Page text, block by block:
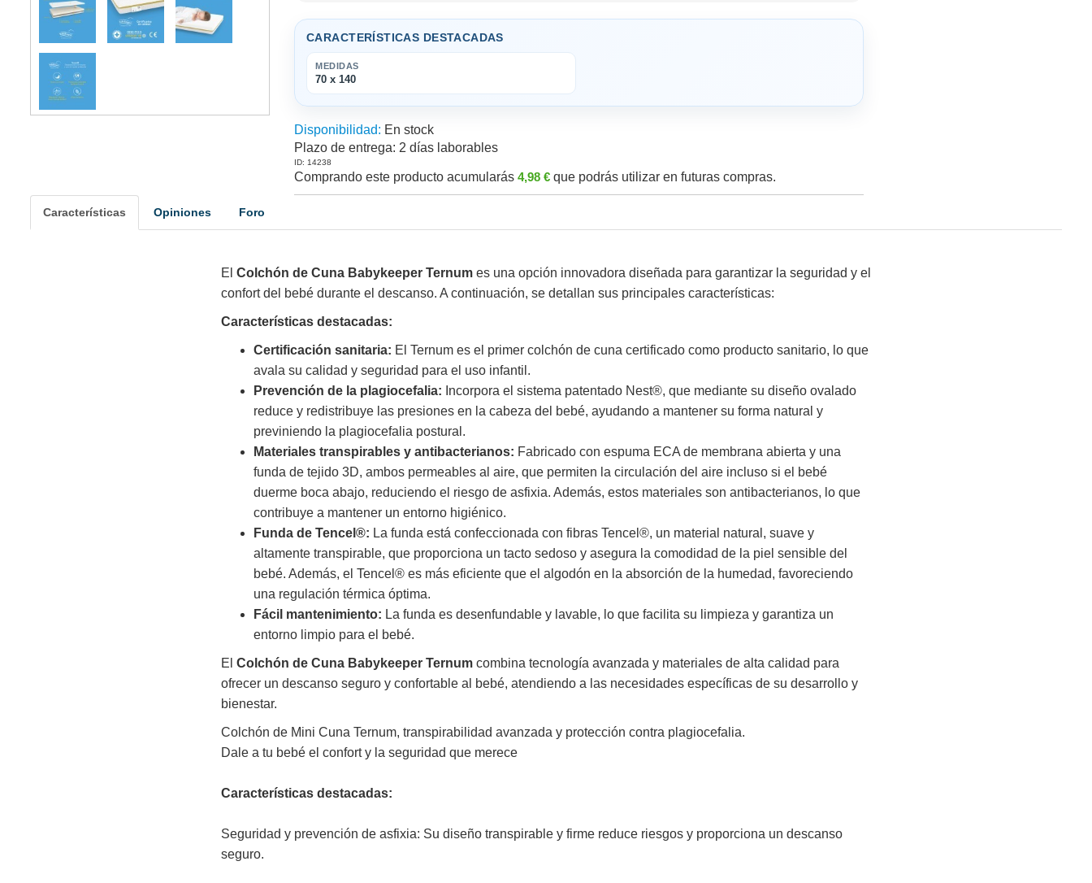
CARACTERÍSTICAS DESTACADAS
MEDIDAS
70 x 140
Disponibilidad: En stock
Plazo de entrega: 2 días laborables
ID: 14238
Comprando este producto acumularás 4,98 € que podrás utilizar en futuras compras.
Características Opiniones Foro
El Colchón de Cuna Babykeeper Ternum es una opción innovadora diseñada para garantizar la seguridad y el
confort del bebé durante el descanso. A continuación, se detallan sus principales características:
Características destacadas:
Certificación sanitaria: El Ternum es el primer colchón de cuna certificado como producto sanitario, lo que
avala su calidad y seguridad para el uso infantil.
Prevención de la plagiocefalia: Incorpora el sistema patentado Nest®, que mediante su diseño ovalado
reduce y redistribuye las presiones en la cabeza del bebé, ayudando a mantener su forma natural y
previniendo la plagiocefalia postural.
Materiales transpirables y antibacterianos: Fabricado con espuma ECA de membrana abierta y una
funda de tejido 3D, ambos permeables al aire, que permiten la circulación del aire incluso si el bebé
duerme boca abajo, reduciendo el riesgo de asfixia. Además, estos materiales son antibacterianos, lo que
contribuye a mantener un entorno higiénico.
Funda de Tencel®: La funda está confeccionada con fibras Tencel®, un material natural, suave y
altamente transpirable, que proporciona un tacto sedoso y asegura la comodidad de la piel sensible del
bebé. Además, el Tencel® es más eficiente que el algodón en la absorción de la humedad, favoreciendo
una regulación térmica óptima.
Fácil mantenimiento: La funda es desenfundable y lavable, lo que facilita su limpieza y garantiza un
entorno limpio para el bebé.
El Colchón de Cuna Babykeeper Ternum combina tecnología avanzada y materiales de alta calidad para
ofrecer un descanso seguro y confortable al bebé, atendiendo a las necesidades específicas de su desarrollo y
bienestar.
Colchón de Mini Cuna Ternum, transpirabilidad avanzada y protección contra plagiocefalia.
Dale a tu bebé el confort y la seguridad que merece
Características destacadas:
Seguridad y prevención de asfixia: Su diseño transpirable y firme reduce riesgos y proporciona un descanso
seguro.